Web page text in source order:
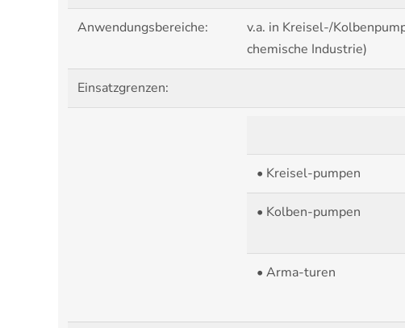
Anwendungsbereiche:
v.a. in Kreisel-/
chemische Industrie)
Einsatzgrenzen:
• Kreisel-pumpen
• Kolben-pumpen
• Arma-turen